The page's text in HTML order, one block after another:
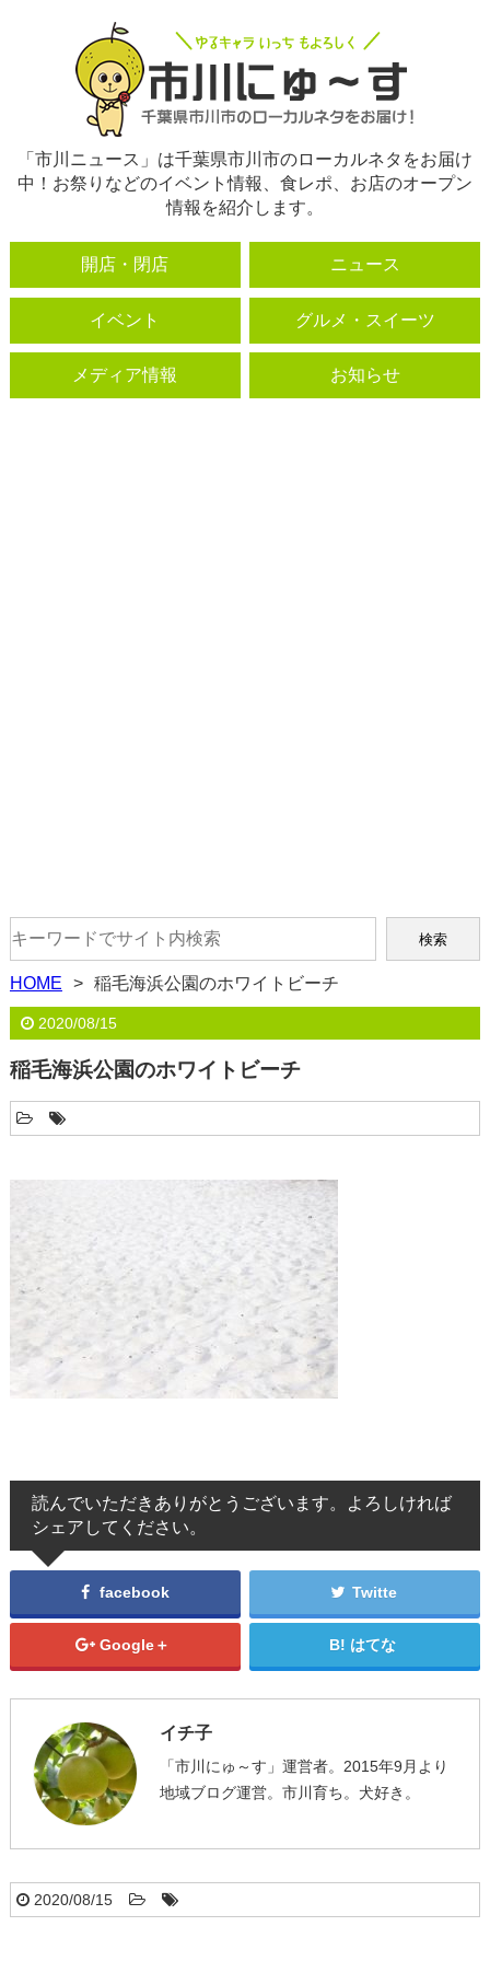
「市川ニュース」は千葉県市川市のローカルネタをお届け
中！お祭りなどのイベント情報、食レポ、お店のオープン
情報を紹介します。
開店・閉店 ニュース
イベント グルメ・スイーツ
メディア情報 お知らせ
HOME 稲毛海浜公園のホワイトビーチ
2020/08/15
稲毛海浜公園のホワイトビーチ
読んでいただきありがとうございます。よろしければ
シェアしてください。
facebook Twitte
Google＋ はてな
イチ子
「市川にゅ～す」運営者。2015年9月より
地域ブログ運営。市川育ち。犬好き。
2020/08/15